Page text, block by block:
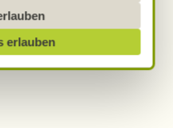
diese erfasst und
nicht
Sie können jederzeit
und
erlauben